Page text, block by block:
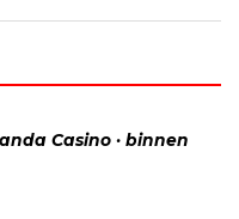
Casino · binnen